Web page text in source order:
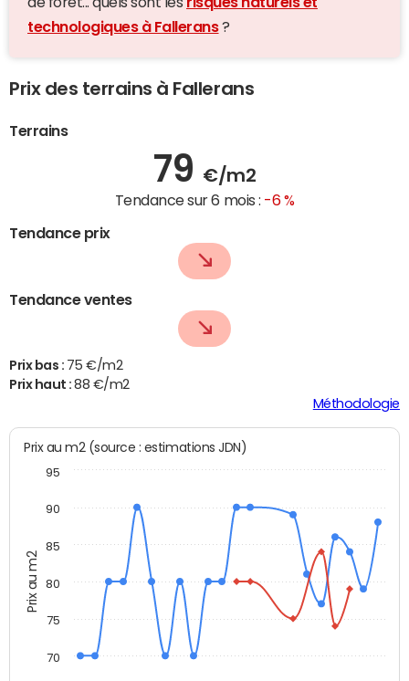
technologiques à Fallerans?
Prix des terrains à Fallerans
Terrains
79 €/m2
Tendance sur 6 mois : -6 %
Tendance prix
Tendance ventes
Prix bas : 75 €/m2
Prix haut :88 €/m2
Méthodologie
Prix au m2
Prix au m2 (source : estimations JDN)
70
75
80
85
90
95